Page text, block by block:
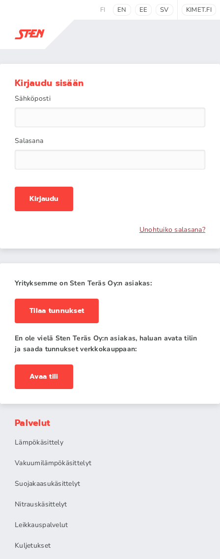
FI EN EE SV KIMET.FI
Kirjaudu sisään
Sähköposti
Salasana
Kirjaudu
Unohtuiko salasana?
Yrityksemme on Sten Teräs Oy:n asiakas:
Tilaa tunnukset
En ole vielä Sten Teräs Oy:n asiakas, haluan avata tilin
ja saada tunnukset verkkokauppaan:
Avaa tili
Palvelut
Lämpökäsittely
Vakuumilämpökäsittelyt
Suojakaasukäsittelyt
Nitrauskäsittelyt
Leikkauspalvelut
Kuljetukset